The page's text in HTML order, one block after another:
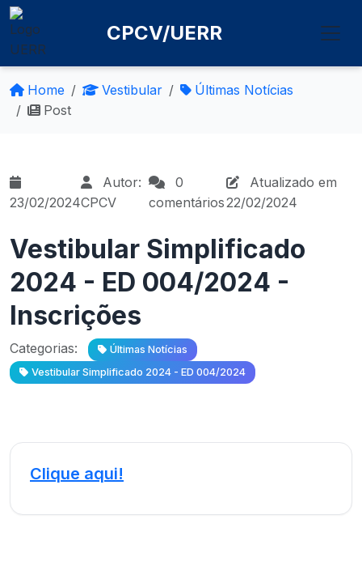
CPCV/UERR
Home Vestibular
Últimas Notícias
Post
23/02/2024
Autor:
CPCV
0
comentários
Atualizado em
22/02/2024
Vestibular Simplificado
2024 - ED 004/2024 -
Inscrições
Categorias:
Últimas Notícias
Vestibular Simplificado 2024 - ED 004/2024
Clique aqui!